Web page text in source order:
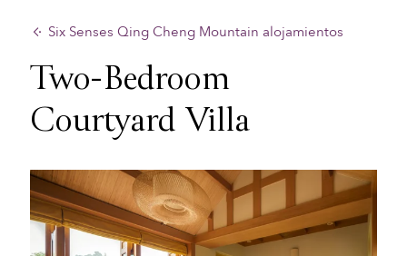
Six Senses Qing Cheng Mountain alojamientos
Two-Bedroom
Courtyard Villa